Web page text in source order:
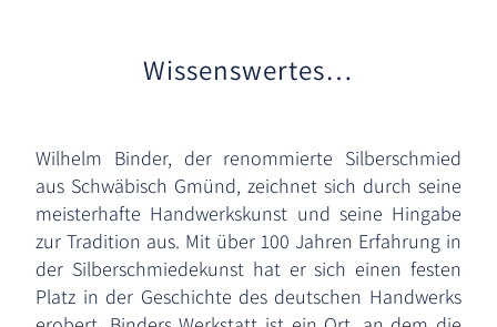
Wissenswertes…
Wilhelm Binder, der renommierte Silberschmied
aus Schwäbisch Gmünd, zeichnet sich durch seine
meisterhafte Handwerkskunst und seine Hingabe
zur Tradition aus. Mit über 100 Jahren Erfahrung in
der Silberschmiedekunst hat er sich einen festen
Platz in der Geschichte des deutschen Handwerks